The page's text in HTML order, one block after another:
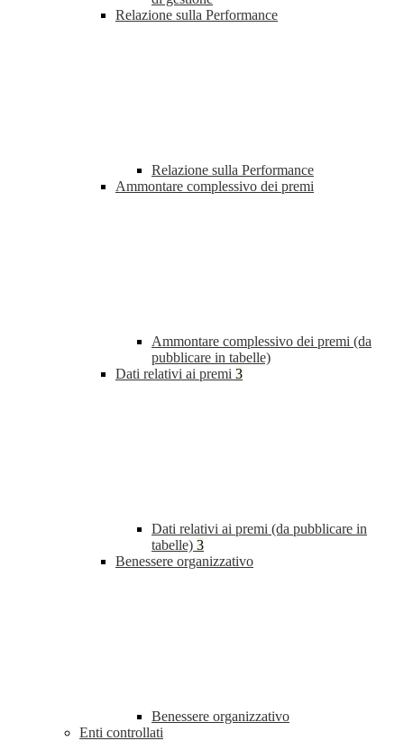
Relazione sulla Performance
Relazione sulla Performance
Ammontare complessivo dei premi
Ammontare complessivo dei premi (da
pubblicare in tabelle)
Dati relativi ai premi 3
Dati relativi ai premi (da pubblicare in
tabelle) 3
Benessere organizzativo
Benessere organizzativo
Enti controllati